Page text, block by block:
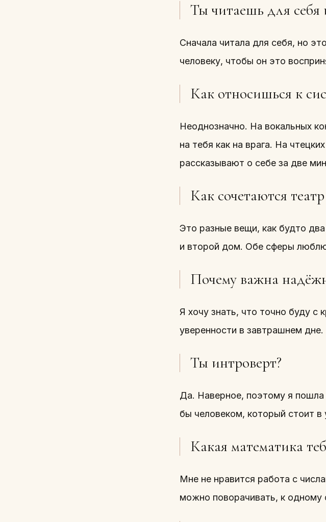
Ты читаешь для себя
Сначала читала для себя, но
человеку, чтобы он это
Как относишься к
Неоднозначно. На вокальных
на тебя как на врага. На
рассказывают о себе за две
Как сочетаются
Это разные вещи, как будто
и второй дом. Обе сферы
Почему важна
Я хочу знать, что точно буду
уверенности в завтрашнем дне.
Ты интроверт?
Да. Наверное, поэтому я пошла
бы человеком, который стоит в
Какая математика
Мне не нравится работа с
можно поворачивать, к одному